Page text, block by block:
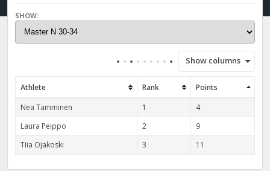
SHOW:
Show columns
Athlete Rank
Points
Nea Tamminen
1
4
Laura Peippo
2
9
Tiia Ojakoski
3 11